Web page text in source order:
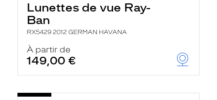
Lunettes de vue Ray-
Ban
RX5429 2012 GERMAN HAVANA
À partir de
149,00 €